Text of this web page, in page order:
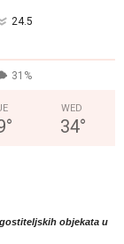
24.5
31%
°
WED
34°
objekata u